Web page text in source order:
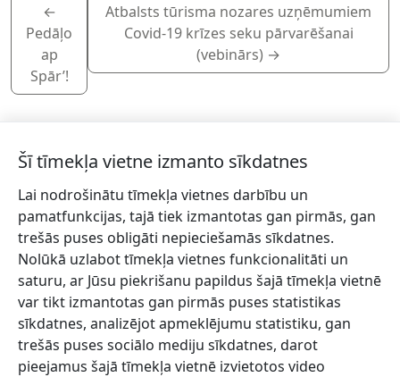
←
Pedāļo
ap
Spār’!
Atbalsts tūrisma nozares uzņēmumiem
Covid-19 krīzes seku pārvarēšanai
(vebinārs) →
Piesakies jaunumiem!
Pieraksties jaunumiem e-pastā un nepalaid garām
jaunākās aktualitātes.
Vēlos saņemt jaunumus uz norādīto e-pasta adresi.
Šī tīmekļa vietne izmanto sīkdatnes
Lai nodrošinātu tīmekļa vietnes darbību un
pamatfunkcijas, tajā tiek izmantotas gan pirmās, gan
trešās puses obligāti nepieciešamās sīkdatnes.
Nolūkā uzlabot tīmekļa vietnes funkcionalitāti un
saturu, ar Jūsu piekrišanu papildus šajā tīmekļa vietnē
var tikt izmantotas gan pirmās puses statistikas
sīkdatnes, analizējot apmeklējumu statistiku, gan
trešās puses sociālo mediju sīkdatnes, darot
pieejamus šajā tīmekļa vietnē izvietotos video